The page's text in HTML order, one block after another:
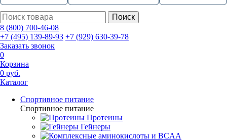
Поиск
8 (800) 700-46-08
+7 (495) 139-89-93 +7 (929) 630-39-78
Заказать звонок
0
Корзина
0 руб.
Каталог
Спортивное питание
Спортивное питание
Протеины
Гейнеры